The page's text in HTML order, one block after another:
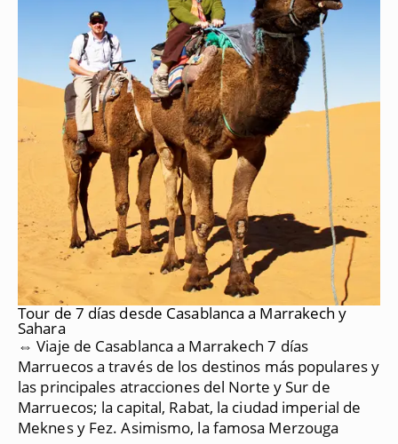
Tour de 7 días desde Casablanca a Marrakech y
Sahara
⇔ Viaje de Casablanca a Marrakech 7 días
Marruecos a través de los destinos más populares y
las principales atracciones del Norte y Sur de
Marruecos; la capital, Rabat, la ciudad imperial de
Meknes y Fez. Asimismo, la famosa Merzouga